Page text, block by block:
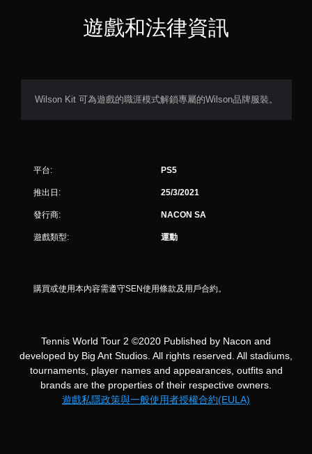
分
5
分
遊戲和法律資訊
Wilson Kit 可為遊戲的職涯模式解鎖專屬的Wilson品牌服裝。
平台: PS5
推出日: 25/3/2021
發行商: NACON SA
遊戲類型: 運動
購買或使用本內容需遵守SEN使用條款及用戶合約。
Tennis World Tour 2 ©2020 Published by Nacon and
developed by Big Ant Studios. All rights reserved. All stadiums,
tournaments, player names and appearances, outfits and
brands are the properties of their respective owners.
遊戲私隱政策與一般使用者授權合約(EULA)